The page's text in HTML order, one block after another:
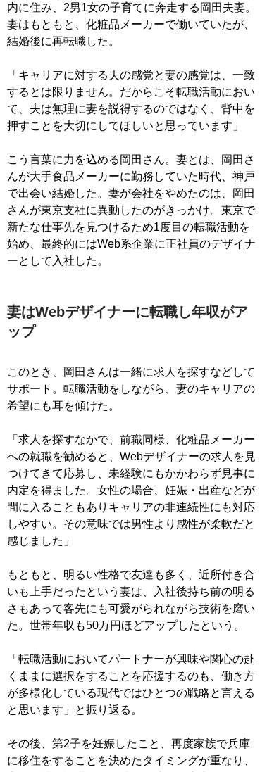
内に住み、2男1女の子育てに奔走する岡田夫妻。
妻はもともと、化粧品メーカーで働いていたが、
結婚後に再転職した。
「キャリアに対する夫の感覚と妻の感覚は、一致
するとは限りません。だからこそ転職活動におい
て、夫は無理に妻を説得するのではなく、背中を
押すことを大切にしてほしいと思っています」
こう言葉に力を込める岡田さん。妻とは、岡田さ
んが大手食品メーカーに勤務していた時代、神戸
で出会い結婚した。妻が会社をやめたのは、岡田
さんが東京支社に異動したのがきっかけ。東京で
新たな仕事先を見つけるため1度目の転職活動を
始め、最終的にはWeb系企業に正社員のデザイナ
ーとして入社した。
妻はWebデザイナーに転職し年収がア
ップ
このとき、岡田さんは一緒に求人を探すなどして
サポート。転職活動をしながら、妻のキャリアの
希望にも耳を傾けた。
「求人を探すなかで、前職同様、化粧品メーカー
への就職を勧めると、Webデザイナーの求人を見
つけてきて応募し、未経験にもかかわらず見事に
内定を得ました。女性の場合、妊娠・出産などが
間に入ることもありキャリアの非連続性にも対応
しやすい。その意味では男性より感性が柔軟だと
感じました」
もともと、明るい性格で友達も多く、近所付き合
いも上手だったという妻は、入社後持ち前の明る
さもあって客先にも可愛がられながら技術を磨い
た。世帯年収も50万円ほどアップしたという。
「転職活動においてパートナーが興味や関心の赴
くままに選択をすることを応援するのも、働き方
が多様化している現代ではひとつの戦略と言える
と思います」と振り返る。
その後、第2子を妊娠したこと、再度家族で兵庫
に移住をすることを決めたタイミングが重なり、